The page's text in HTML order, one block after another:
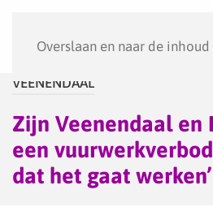
Overslaan en naar de inhoud
VEENENDAAL
Zijn Veenendaal en
een
dat het gaat werken’